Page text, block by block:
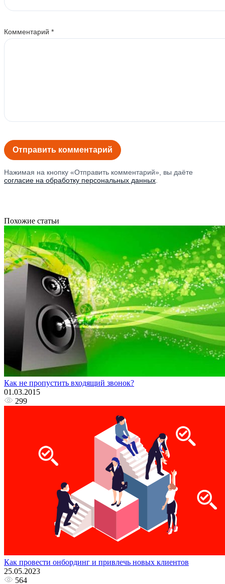
Комментарий *
Нажимая на кнопку «Отправить комментарий», вы даёте
согласие на обработку персональных данных.
Похожие статьи
Как не пропустить входящий звонок?
01.03.2015
299
Как провести онбординг и привлечь новых клиентов
25.05.2023
564